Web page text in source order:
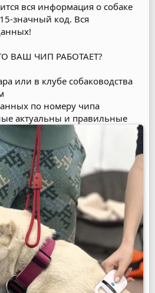
вся информация о собаке
значный код. Вся
ВАШ ЧИП РАБОТАЕТ?
или в клубе собаководства
по номеру чипа
актуальны и правильные